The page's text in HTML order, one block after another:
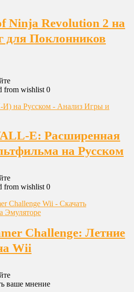
Ninja Revolution 2 на
Поклонников
from wishlist 0
E: Расширенная
на Русском
from wishlist 0
Challenge: Летние
Wii
ваше мнение